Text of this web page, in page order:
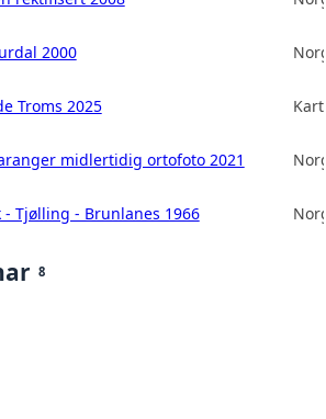
2000
Troms 2025
midlertidig ortofoto 2021
Tjølling - Brunlanes 1966
8